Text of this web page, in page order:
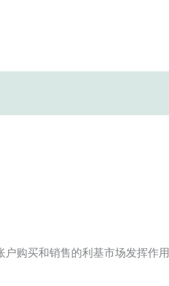
购买和销售的利基市场发挥作用